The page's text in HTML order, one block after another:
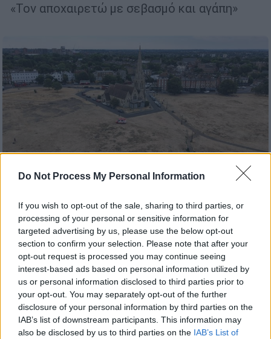
Do Not Process My Personal Information
If you wish to opt-out of the sale, sharing to third parties, or
processing of your personal or sensitive information for
targeted advertising by us, please use the below opt-out
section to confirm your selection. Please note that after your
opt-out request is processed you may continue seeing
interest-based ads based on personal information utilized by
us or personal information disclosed to third parties prior to
your opt-out. You may separately opt-out of the further
disclosure of your personal information by third parties on the
IAB’s list of downstream participants. This information may
also be disclosed by us to third parties on the IAB’s List of
«Τον αποχαιρετώ με σεβασμό και αγάπη»
Κόσμος|10.08.2026 14:25
Η ξηρασία «στεγνώνει» τη Βρετανία –
Έρχεται απαγόρευση νερού σε
πλυντήρια αυτοκινήτων και πισίνες
Έκτο κύμα καύσωνα αναμένεται στη
Βρετανία με την ξηρασία να επιδεινώνεται